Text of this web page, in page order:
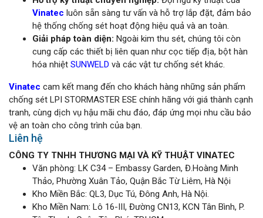
Vinatec luôn sẵn sàng tư vấn và hỗ trợ lắp đặt, đảm bảo
hệ thống chống sét hoạt động hiệu quả và an toàn.
Giải pháp toàn diện: Ngoài kim thu sét, chúng tôi còn
cung cấp các thiết bị liên quan như cọc tiếp địa, bột hàn
hóa nhiệt SUNWELD và các vật tư chống sét khác.
Vinatec cam kết mang đến cho khách hàng những sản phẩm
chống sét LPI STORMASTER ESE chính hãng với giá thành cạnh
tranh, cùng dịch vụ hậu mãi chu đáo, đáp ứng mọi nhu cầu bảo
vệ an toàn cho công trình của bạn.
Liên hệ
CÔNG TY TNHH THƯƠNG MẠI VÀ KỸ THUẬT VINATEC
Văn phòng: LK C34 – Embassy Garden, Đ.Hoàng Minh
Thảo, Phường Xuân Tảo, Quận Bắc Từ Liêm, Hà Nội
Kho Miền Bắc: QL3, Dục Tú, Đông Anh, Hà Nội.
Kho Miền Nam: Lô 16-III, Đường CN13, KCN Tân Bình, P.